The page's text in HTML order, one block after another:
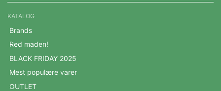
KATALOG
Brands
Red maden!
BLACK FRIDAY 2025
Mest populære varer
OUTLET